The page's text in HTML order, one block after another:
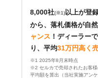
8,000社(※1) 以上が登
から、落札価格が自然
ャンス ！ ディーラー
り、平均31万円高く
※1 2025年8月末時点
※2 セルカで売却されたお客
平均額を算出（当社実施アン